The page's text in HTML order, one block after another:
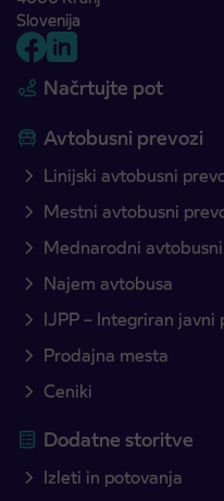
Slovenija
Načrtujte pot
Avtobusni prevozi
Linijski avtobusni
Mestni avtobusni
Mednarodni
Najem avtobusa
IJPP – Integriran
Prodajna mesta
Ceniki
Dodatne storitve
Izleti in potovanja